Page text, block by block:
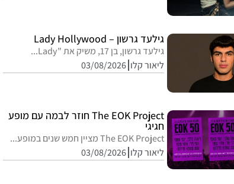
גילעד גרשון – Lady Hollywood
גילעד גרשון, בן 17, משיק את "Lady...
ליאור קלו 03/08/2026
The EOK Project חוזר לבמה עם מופע
חגיגי
The EOK Project מציין חמש שנים במופע...
ליאור קלו 03/08/2026